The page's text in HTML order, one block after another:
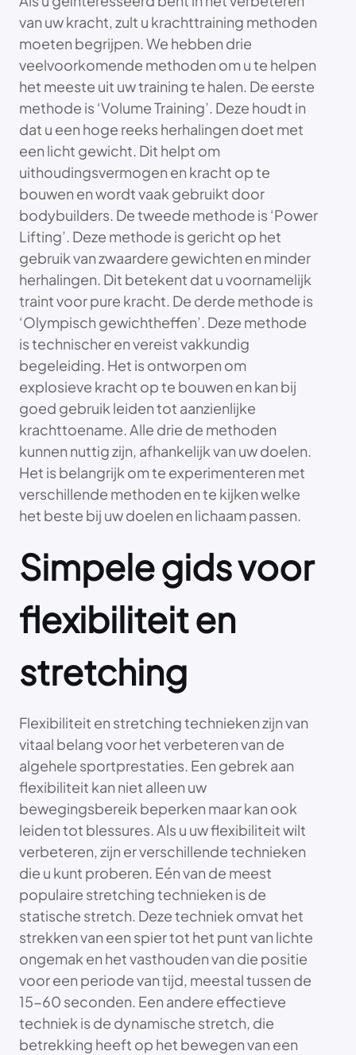
van uw kracht, zult u krachttraining methoden
moeten begrijpen. We hebben drie
veelvoorkomende methoden om u te helpen
het meeste uit uw training te halen. De eerste
methode is ‘Volume Training’. Deze houdt in
dat u een hoge reeks herhalingen doet met
een licht gewicht. Dit helpt om
uithoudingsvermogen en kracht op te
bouwen en wordt vaak gebruikt door
bodybuilders. De tweede methode is ‘Power
Lifting’. Deze methode is gericht op het
gebruik van zwaardere gewichten en minder
herhalingen. Dit betekent dat u voornamelijk
traint voor pure kracht. De derde methode is
‘Olympisch gewichtheffen’. Deze methode
is technischer en vereist vakkundig
begeleiding. Het is ontworpen om
explosieve kracht op te bouwen en kan bij
goed gebruik leiden tot aanzienlijke
krachttoename. Alle drie de methoden
kunnen nuttig zijn, afhankelijk van uw doelen.
Het is belangrijk om te experimenteren met
verschillende methoden en te kijken welke
het beste bij uw doelen en lichaam passen.
Simpele gids voor
flexibiliteit en
stretching
Flexibiliteit en stretching technieken zijn van
vitaal belang voor het verbeteren van de
algehele sportprestaties. Een gebrek aan
flexibiliteit kan niet alleen uw
bewegingsbereik beperken maar kan ook
leiden tot blessures. Als u uw flexibiliteit wilt
verbeteren, zijn er verschillende technieken
die u kunt proberen. Eén van de meest
populaire stretching technieken is de
statische stretch. Deze techniek omvat het
strekken van een spier tot het punt van lichte
ongemak en het vasthouden van die positie
voor een periode van tijd, meestal tussen de
15-60 seconden. Een andere effectieve
techniek is de dynamische stretch, die
betrekking heeft op het bewegen van een